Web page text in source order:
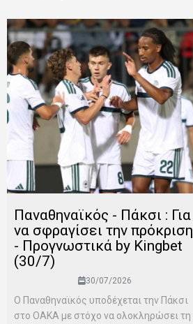
Παναθηναϊκός - Πάκσι : Για
να σφραγίσει την πρόκριση
- Προγνωστικά by Kingbet
(30/7)
30/07/2026
Ο Παναθηναϊκός υποδέχεται την Πάκσι
στο ΟΑΚΑ με στόχο να ολοκληρώσει τη